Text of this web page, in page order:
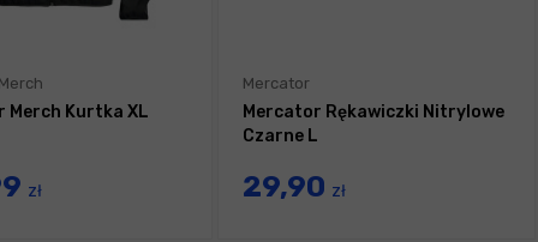
Merch Kurtka XL
zł
Mercator
Mercator Rękawiczki Nitrylowe
Czarne L
29,90 zł